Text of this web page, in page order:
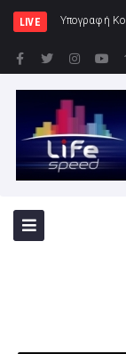
LIVE Υπογραφή